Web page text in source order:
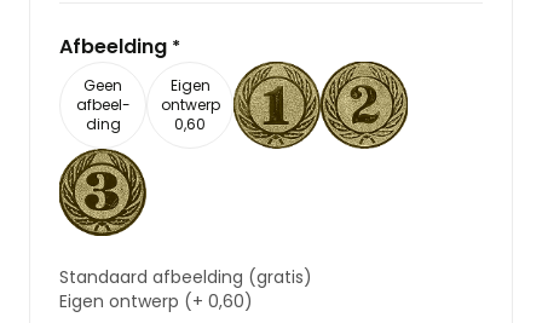
Afbeelding *
Geen
afbeel-
ding
Eigen
ontwerp
0,60
Standaard afbeelding (gratis)
Eigen ontwerp (+ 0,60)